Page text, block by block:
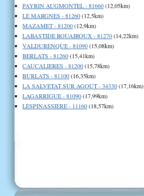
PAYRIN AUGMONTEL - 81660(12,05km)
LE MARGNES - 81260(12,5km)
MAZAMET - 81200(12,9km)
LABASTIDE ROUAIROUX - 81270(14,22km)
VALDURENQUE - 81090(15,08km)
BERLATS - 81260(15,41km)
CAUCALIERES - 81200(15,78km)
BURLATS - 81100(16,35km)
LA SALVETAT SUR AGOUT - 34330(17,16km)
LAGARRIGUE - 81090(17,99km)
LESPINASSIERE - 11160(18,57km)